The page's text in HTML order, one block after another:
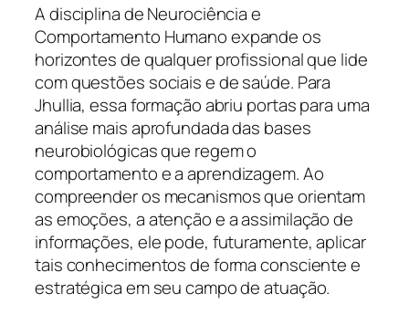
A disciplina de Neurociência e
Comportamento Humano expande os
horizontes de qualquer profissional que lide
com questões sociais e de saúde. Para
Jhullia, essa formação abriu portas para uma
análise mais aprofundada das bases
neurobiológicas que regem o
comportamento e a aprendizagem. Ao
compreender os mecanismos que orientam
as emoções, a atenção e a assimilação de
informações, ele pode, futuramente, aplicar
tais conhecimentos de forma consciente e
estratégica em seu campo de atuação.